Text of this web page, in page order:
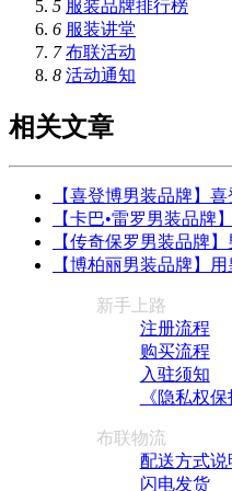
5 服装品牌排行榜
6 服装讲堂
7 布联活动
8 活动通知
相关文章
【喜登博男装品牌】
【卡巴•雷罗男装品
【传奇保罗男装品牌
【博柏丽男装品牌】
新手上路
注册流程
购买流程
入驻须知
《隐私权保
布联物流
配送方式说
闪电发货